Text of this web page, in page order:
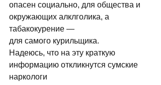
опасен социально, для общества и
окружающих алклголика, а
табакокурение —
для самого курильщика.
Надеюсь, что на эту краткую
информацию откликнутся сумские
наркологи